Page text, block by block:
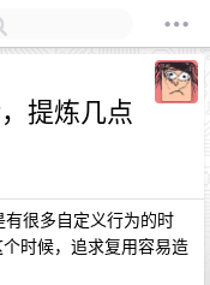
提炼几点
很多自定义行为的时
时候，追求复用容易造